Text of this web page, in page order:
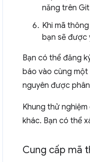
năng trên
Khi mã
bạn sẽ được
Bạn có thể đăng
báo vào cùng
nguyên được
Khung thử
khác. Bạn có thể
Cung cấp mã